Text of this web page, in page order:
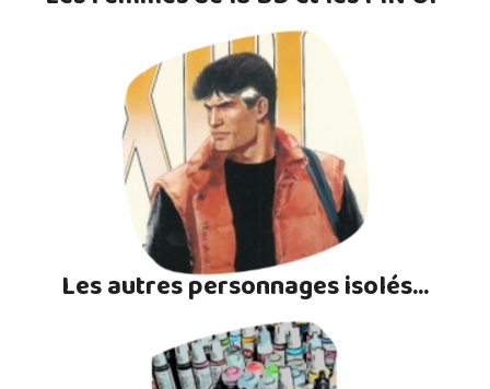
Les autres personnages isolés...